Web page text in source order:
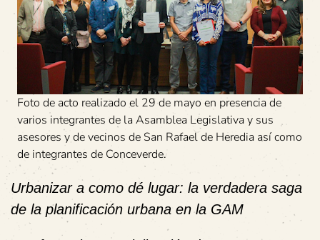
Foto de acto realizado el 29 de mayo en presencia de
varios integrantes de la Asamblea Legislativa y sus
asesores y de vecinos de San Rafael de Heredia así como
de integrantes de Conceverde.
Urbanizar a como dé lugar: la verdadera saga
de la planificación urbana en la GAM